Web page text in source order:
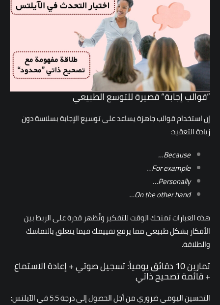
”قوالب إجابة“ قصيرة للتوسع الطبيعي
إن استخدام قوالب جاهزة يساعد على توسيع الإجابة بسلاسة دون
زيادة التعقيد:
Because…
For example…
Personally…
On the other hand…
هذه العبارات تمنحك الوقت للتفكير وتُظهر قدرة على الربط بين
الأفكار بشكل طبيعي مما يرفع تقييمك فيما يتعلق بالتماسك
والطلاقة.
تمارين 10 دقائق يومياً: تسجيل صوتي + إعادة الاستماع
+ قائمة تصحيح ذاتي
التحسين اليومي ضروري من أجل الحصول إلى درجة 5.5 في الآيلتس: